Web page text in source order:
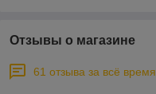
Отзывы о магазине
61 отзыва за всё время